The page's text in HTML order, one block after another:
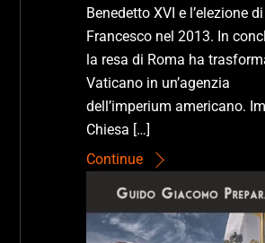
Benedetto XVI e l’elezione di
Francesco nel 2013. In
la resa di Roma ha
Vaticano in un’agenzia
dell’imperium americano.
Chiesa […]
Continue